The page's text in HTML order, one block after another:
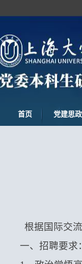
首页 党建思政
根据国际交
一、招聘要求：